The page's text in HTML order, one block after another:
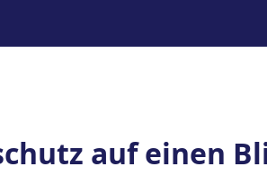
auf einen